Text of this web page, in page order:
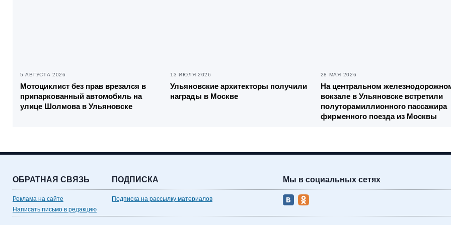
5 АВГУСТА 2026
Мотоциклист без прав врезался в
припаркованный автомобиль на
улице Шолмова в Ульяновске
13 ИЮЛЯ 2026
Ульяновские архитекторы получили
награды в Москве
28 МАЯ 2026
На центральном
вокзале в Ульяновске встретили
полуторамиллионного пассажира
фирменного поезда из Москвы
ОБРАТНАЯ СВЯЗЬ
Реклама на сайте
Написать письмо в редакцию
ПОДПИСКА
Подписка на рассылку материалов
Мы в социальных сетях